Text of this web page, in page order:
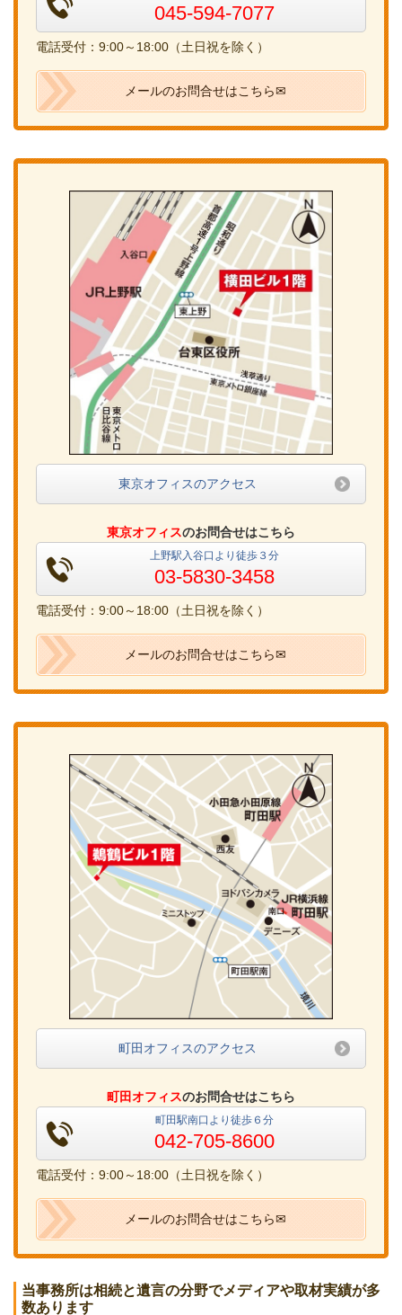
045-594-7077
電話受付：9:00～18:00（土日祝を除く）
メールのお問合せはこちら✉
東京オフィスのアクセス
東京オフィスのお問合せはこちら
上野駅入谷口より徒歩３分
03-5830-3458
電話受付：9:00～18:00（土日祝を除く）
メールのお問合せはこちら✉
町田オフィスのアクセス
町田オフィスのお問合せはこちら
町田駅南口より徒歩６分
042-705-8600
電話受付：9:00～18:00（土日祝を除く）
メールのお問合せはこちら✉
当事務所は相続と遺言の分野でメディアや取材実績が多
数あります